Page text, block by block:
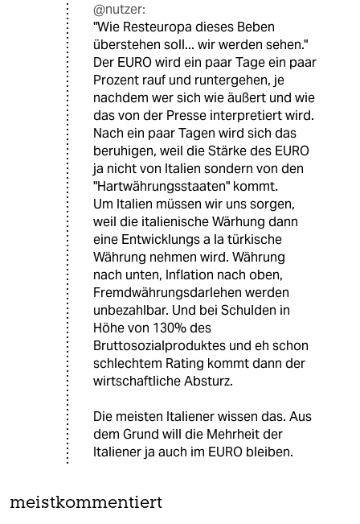
@nutzer:
"Wie Resteuropa dieses Beben
überstehen soll... wir werden sehen."
Der EURO wird ein paar Tage ein paar
Prozent rauf und runtergehen, je
nachdem wer sich wie äußert und wie
das von der Presse interpretiert wird.
Nach ein paar Tagen wird sich das
beruhigen, weil die Stärke des EURO
ja nicht von Italien sondern von den
"Hartwährungsstaaten" kommt.
Um Italien müssen wir uns sorgen,
weil die italienische Wärhung dann
eine Entwicklungs a la türkische
Währung nehmen wird. Währung
nach unten, Inflation nach oben,
Fremdwährungsdarlehen werden
unbezahlbar. Und bei Schulden in
Höhe von 130% des
Bruttosozialproduktes und eh schon
schlechtem Rating kommt dann der
wirtschaftliche Absturz.
Die meisten Italiener wissen das. Aus
dem Grund will die Mehrheit der
Italiener ja auch im EURO bleiben.
meistkommentiert